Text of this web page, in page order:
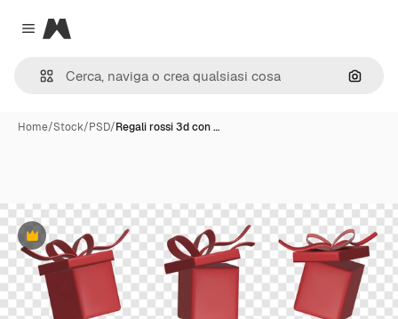
Close menu
Magnific
Cerca
Home/Stock/PSD/Regali rossi 3d con …
Premium